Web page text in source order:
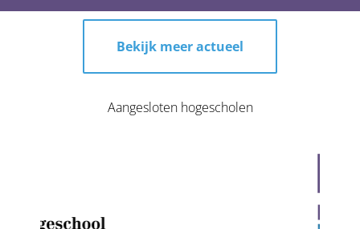
Bekijk meer actueel
Aangesloten hogescholen